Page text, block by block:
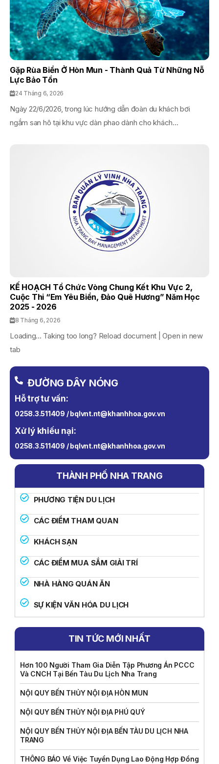
Gặp Rùa Biển Ở Hòn Mun - Thành Quả Từ Những Nỗ
Lực Bảo Tồn
24 Tháng 6, 2026
Ngày 22/6/2026, trong lúc hướng dẫn đoàn du khách bơi
ngắm san hô tại khu vực dàn phao dành cho khách...
KẾ HOẠCH Tổ Chức Vòng Chung Kết Khu Vực 2,
Cuộc Thi “Em Yêu Biển, Đảo Quê Hương” Năm Học
2025 - 2026
8 Tháng 6, 2026
Loading... Taking too long? Reload document | Open in new
tab
ĐƯỜNG DÂY NÓNG
Hỗ trợ tư vấn:
0258.3.511409 / bqlvnt.nt@khanhhoa.gov.vn
Xử lý khiếu nại:
0258.3.511409 / bqlvnt.nt@khanhhoa.gov.vn
THÀNH PHỐ NHA TRANG
PHƯƠNG TIỆN DU LỊCH
CÁC ĐIỂM THAM QUAN
KHÁCH SẠN
CÁC ĐIỂM MUA SẮM GIẢI TRÍ
NHÀ HÀNG QUÁN ĂN
SỰ KIỆN VĂN HÓA DU LỊCH
TIN TỨC MỚI NHẤT
Hơn 100 Người Tham Gia Diễn Tập Phương Án PCCC
Và CNCH Tại Bến Tàu Du Lịch Nha Trang
NỘI QUY BẾN THỦY NỘI ĐỊA HÒN MUN
NỘI QUY BẾN THỦY NỘI ĐỊA PHÚ QUÝ
NỘI QUY BẾN THỦY NỘI ĐỊA BẾN TÀU DU LỊCH NHA
TRANG
THÔNG BÁO Về Việc Tuyển Dụng Lao Động Hợp Đồng